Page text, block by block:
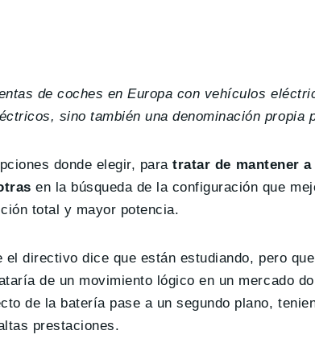
de coches en Europa con vehículos
sino también una denominación propia
donde elegir, para tratar de mantener a
en la búsqueda de la configuración que
total y mayor potencia.
el directivo dice que están estudiando, pero
de un movimiento lógico en un mercado
de la batería pase a un segundo plano,
prestaciones.